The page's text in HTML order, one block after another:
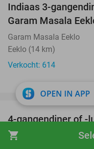
shopping_cart
Indiaas 3-
Garam Masala
Garam Masala Eeklo
Eeklo (14 km)
Verkocht: 614
4-gangendiner of -
Raadkamer in
OPEN IN APP